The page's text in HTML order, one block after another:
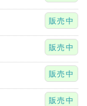
販売中
販売中
販売中
販売中